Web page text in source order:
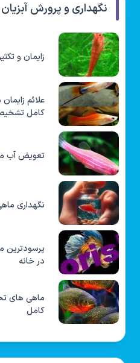
نگهداری و پرورش آبزیان
زایمان و
علائم
کامل
تعویض آب
نگهداری
پرسودترین
در خانه
ماهی های
کامل